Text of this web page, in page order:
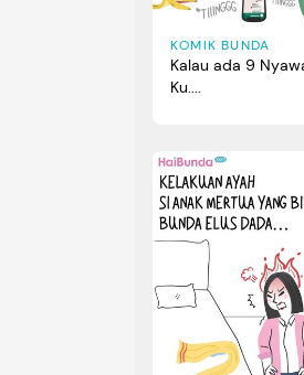
KOMIK BUNDA
Kalau ada 9
Ku....